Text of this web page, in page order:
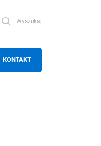
Wyszukaj
KONTAKT